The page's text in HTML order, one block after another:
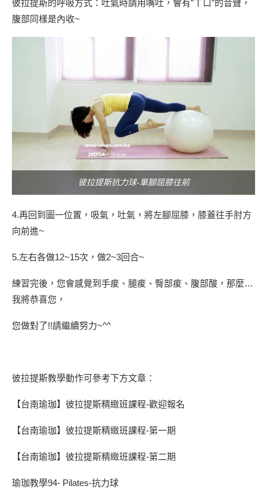
彼拉提斯的呼吸方式：吐氣時請用嘴吐，會有”ㄒㄩ”的音聲，
腹部同樣是內收~
彼拉提斯抗力球-單腳屈膝往前
4.再回到圖一位置，吸氣，吐氣，將左腳屈膝，膝蓋往手肘方
向前進~
5.左右各做12~15次，做2~3回合~
練習完後，您會感覺到手痠、腿痠、臀部痠、腹部酸，那麼…
我將恭喜您，
您做對了!!請繼續努力~^^
彼拉提斯教學動作可參考下方文章：
【台南瑜珈】彼拉提斯精緻班課程-歡迎報名
【台南瑜珈】彼拉提斯精緻班課程-第一期
【台南瑜珈】彼拉提斯精緻班課程-第二期
瑜珈教學94- Pilates-抗力球